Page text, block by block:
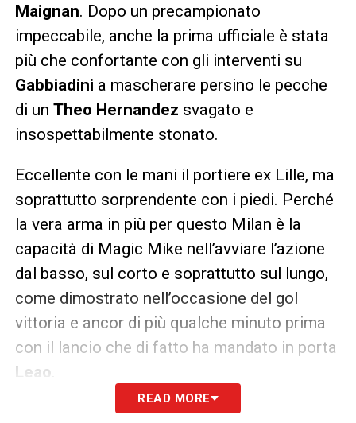
Maignan. Dopo un precampionato
impeccabile, anche la prima ufficiale è stata
più che confortante con gli interventi su
Gabbiadini a mascherare persino le pecche
di un Theo Hernandez svagato e
insospettabilmente stonato.
Eccellente con le mani il portiere ex Lille, ma
soprattutto sorprendente con i piedi. Perché
la vera arma in più per questo Milan è la
capacità di Magic Mike nell’avviare l’azione
dal basso, sul corto e soprattutto sul lungo,
come dimostrato nell’occasione del gol
vittoria e ancor di più qualche minuto prima
con il lancio che di fatto ha mandato in porta
Leao
Se un volto nuovo ha contraddistinto l’ultimo
READ MORE